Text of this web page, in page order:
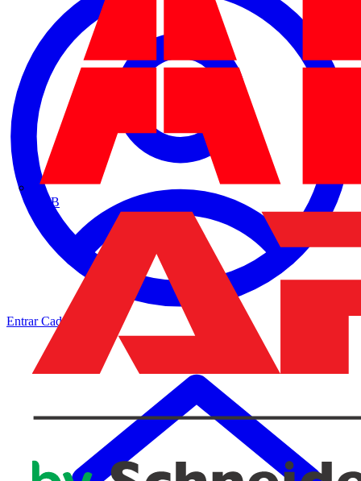
ABB
EntrarCadastrar